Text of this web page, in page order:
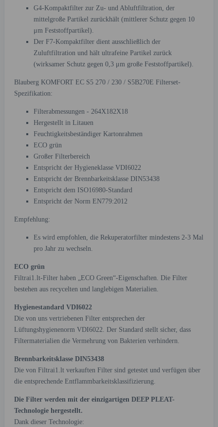
G4-Kompaktfilter zur Zu- und Abluftfiltration, der
mittelgroße Partikel zurückhält (mittlerer Schutz gegen 10
μm Feststoffpartikel).
Der F7-Kompaktfilter dient ausschließlich der
Zuluftfiltration und hält ultrafeine Partikel zurück
(wirksamer Schutz gegen 0,3 μm große Feststoffpartikel).
Blauberg KOMFORT EC S5 270 / 230 / S5B270E Filterset-
Spezifikation:
Filterabmessungen - 264X182X18
Hergestellt in Litauen
Feuchtigkeitsbeständiger Kartonrahmen
ECO grün
Großer Filterbereich
Entspricht der Hygieneklasse VDI6022
Entspricht der Brennbarkeitsklasse DIN53438
Entspricht dem ISO16980-Standard
Entspricht der Norm EN779:2012
Empfehlung:
Es wird empfohlen, die Rekuperatorfilter mindestens 2-3 Mal
pro Jahr zu wechseln.
ECO grün
Filtrai1.lt-Filter haben „ECO Green“-Eigenschaften. Die Filter
bestehen aus recycelten und langlebigen Materialien.
Hygienestandard VDI6022
Die von uns vertriebenen Filter entsprechen der
Lüftungshygienenorm VDI6022. Der Standard stellt sicher, dass
Filtermaterialien die Vermehrung von Bakterien verhindern.
Brennbarkeitsklasse DIN53438
Die von Filtrai1.lt verkauften Filter sind getestet und verfügen über
die entsprechende Entflammbarkeitsklassifizierung.
Die Filter werden mit der einzigartigen DEEP PLEAT-
Technologie hergestellt.
Dank dieser Technologie: